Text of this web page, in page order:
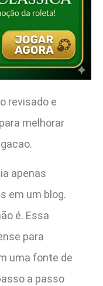
revisado e
melhorar
apenas
em um blog.
é. Essa
para
uma fonte de
a passo